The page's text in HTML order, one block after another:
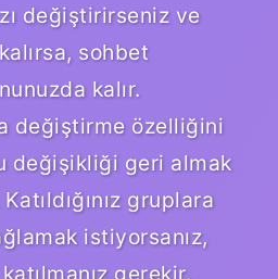
değiştirirseniz ve
sohbet
kalır.
değiştirme özelliğini
değişikliği geri almak
gruplara
istiyorsanız,
gerekir.